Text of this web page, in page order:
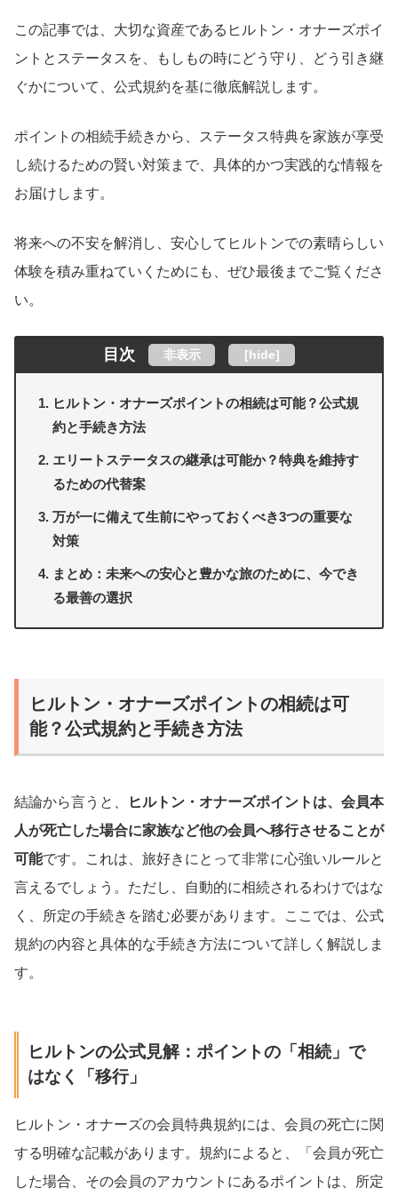
この記事では、大切な資産であるヒルトン・オナーズポイ
ントとステータスを、もしもの時にどう守り、どう引き継
ぐかについて、公式規約を基に徹底解説します。
ポイントの相続手続きから、ステータス特典を家族が享受
し続けるための賢い対策まで、具体的かつ実践的な情報を
お届けします。
将来への不安を解消し、安心してヒルトンでの素晴らしい
体験を積み重ねていくためにも、ぜひ最後までご覧くださ
い。
目次 非表示 [hide]
ヒルトン・オナーズポイントの相続は可能？公式規
約と手続き方法
エリートステータスの継承は可能か？特典を維持す
るための代替案
万が一に備えて生前にやっておくべき3つの重要な
対策
まとめ：未来への安心と豊かな旅のために、今でき
る最善の選択
ヒルトン・オナーズポイントの相続は可
能？公式規約と手続き方法
結論から言うと、
ヒルトン・オナーズポイントは、会員本
人が死亡した場合に家族など他の会員へ移行させることが
可能です。これは、旅好きにとって非常に心強いルールと
言えるでしょう。ただし、自動的に相続されるわけではな
く、所定の手続きを踏む必要があります。ここでは、公式
規約の内容と具体的な手続き方法について詳しく解説しま
す。
ヒルトンの公式見解：ポイントの「相続」で
はなく「移行」
ヒルトン・オナーズの会員特典規約には、会員の死亡に関
する明確な記載があります。規約によると、「会員が死亡
した場合、その会員のアカウントにあるポイントは、所定